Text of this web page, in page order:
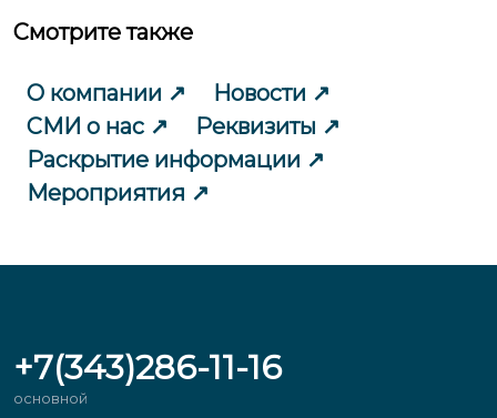
Смотрите также
О компании
Новости
СМИ о нас
Реквизиты
Раскрытие информации
Мероприятия
+7(343)286-11-16
основной